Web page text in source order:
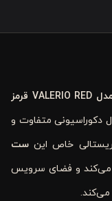
دکوراسیونی متفاوت و
خاص این ست
می‌کند و فضای سرویس
می‌کند.